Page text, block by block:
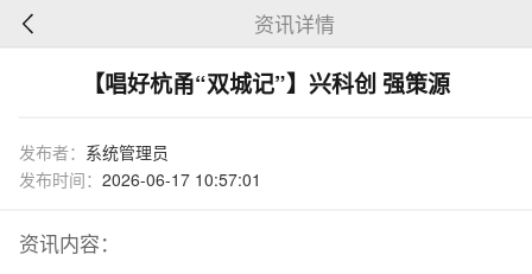
资讯详情
【唱好杭甬“双城记”】兴科创 强策源
发布者： 系统管理员
发布时间： 2026-06-17 10:57:01
资讯内容：